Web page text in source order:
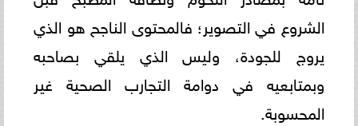
الشروع في التصوير؛ فالمحتوى الناجح هو الذي
يروج للجودة، وليس الذي يلقي بصاحبه
وبمتابعيه في دوامة التجارب الصحية غير
المحسوبة.